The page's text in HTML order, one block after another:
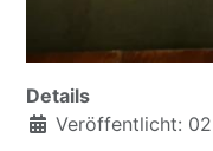
Details
Veröffentlicht: